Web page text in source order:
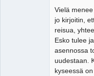
Vielä
jo kirjoitin,
reisua,
Esko tulee
asennossa
uudestaan.
kyseessä